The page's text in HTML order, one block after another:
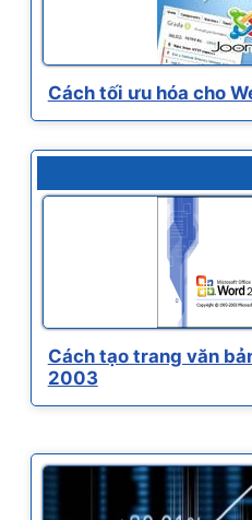
Cách tối ưu hóa cho
Cách tạo trang văn
2003